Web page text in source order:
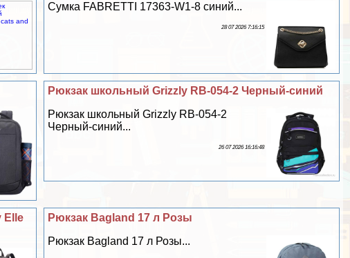
Сумка FABRETTI 17363-W1-8 синий...
28 07 2026 7:16:15
Рюкзак школьный Grizzly RB-054-2 Черный-синий
Рюкзак школьный Grizzly RB-054-2
Черный-синий...
26 07 2026 16:16:48
Рюкзак Bagland 17 л Розы
Рюкзак Bagland 17 л Розы...
Elle